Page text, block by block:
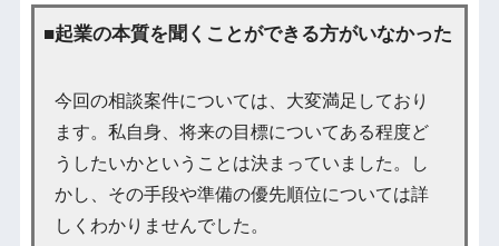
■起業の本質を聞くことができる方がいなかった
今回の相談案件については、大変満足しており
ます。私自身、将来の目標についてある程度ど
うしたいかということは決まっていました。し
かし、その手段や準備の優先順位については詳
しくわかりませんでした。